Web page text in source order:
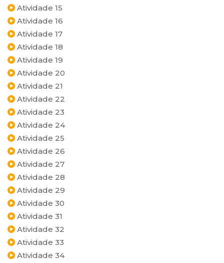
Atividade 15
Atividade 16
Atividade 17
Atividade 18
Atividade 19
Atividade 20
Atividade 21
Atividade 22
Atividade 23
Atividade 24
Atividade 25
Atividade 26
Atividade 27
Atividade 28
Atividade 29
Atividade 30
Atividade 31
Atividade 32
Atividade 33
Atividade 34